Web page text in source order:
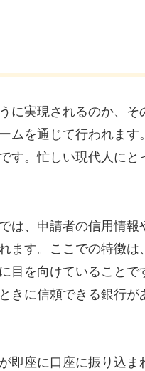
に実現されるのか、そ
ムを通じて行われます
す。忙しい現代人に
は、申請者の信用情
ます。ここでの特徴
目を向けていること
きに信頼できる銀行が
即座に口座に振り込ま